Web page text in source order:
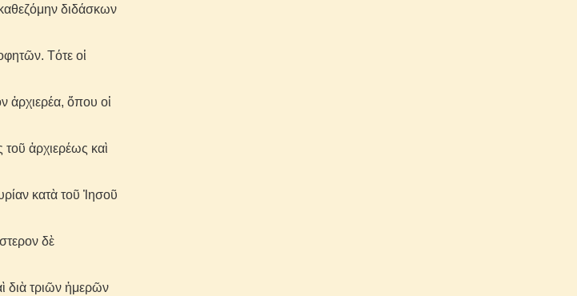
διδάσκων
Τότε οἱ
ἀρχιερέα, ὅπου οἱ
ἀρχιερέως καὶ
κατὰ τοῦ Ἰησοῦ
δὲ
διὰ τριῶν ἡμερῶν